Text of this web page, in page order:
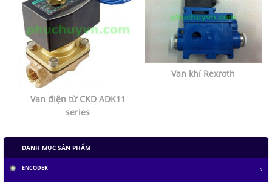
Van điện từ CKD ADK11
series
Van khí Rexroth
DANH MỤC SẢN PHẨM
ENCODER